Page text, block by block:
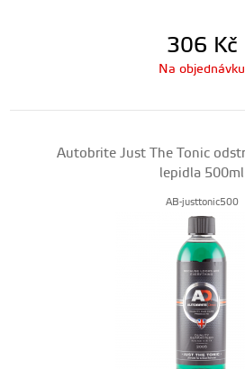
306 Kč
Na objednávku
Autobrite Just The Tonic
lepidla 500ml
AB-justtonic500